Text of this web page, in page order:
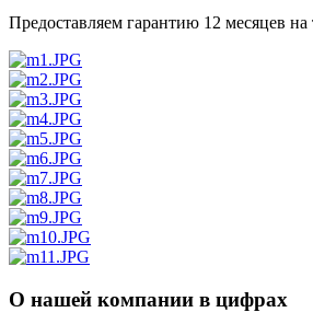
Предоставляем гарантию 12 месяцев
О нашей компании в цифрах